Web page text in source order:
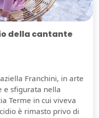
della cantante
Franchini, in arte
e sfigurata nella
Terme in cui viveva
è rimasto privo di